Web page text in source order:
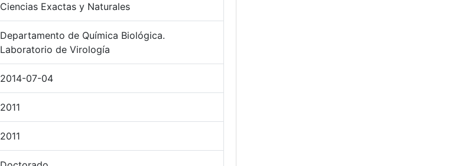
Ciencias Exactas y Naturales
Departamento de Química Biológica.
Laboratorio de Virología
2014-07-04
2011
2011